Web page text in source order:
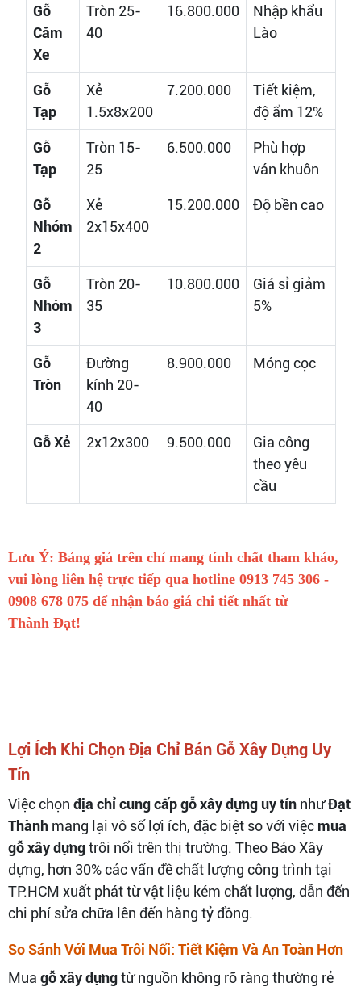
Gỗ
Căm
Xe
Tròn 25-
40
16.800.000
Nhập khẩu
Lào
Gỗ
Tạp
Xẻ
1.5x8x200
7.200.000
Tiết kiệm,
độ ẩm 12%
Gỗ
Tạp
Tròn 15-
25
6.500.000
Phù hợp
ván khuôn
Gỗ
Nhóm
2
Xẻ
2x15x400
15.200.000 Độ bền cao
Gỗ
Nhóm
3
Tròn 20-
35
10.800.000
Giá sỉ giảm
5%
Gỗ
Tròn
Đường
kính 20-
40
8.900.000 Móng cọc
Gỗ Xẻ 2x12x300 9.500.000
Gia công
theo yêu
cầu
Lưu Ý: Bảng giá trên chỉ mang tính chất tham khảo,
vui lòng liên hệ trực tiếp qua hotline 0913 745 306 -
0908 678 075 để nhận báo giá chi tiết nhất từ
Thành Đạt!
Lợi Ích Khi Chọn Địa Chỉ Bán Gỗ Xây Dựng Uy
Tín
Việc chọn địa chỉ cung cấp gỗ xây dựng uy tín nhưĐạt
Thành mang lại vô số lợi ích, đặc biệt so với việc mua
gỗ xây dựngtrôi nổi trên thị trường. Theo Báo Xây
dựng, hơn 30% các vấn đề chất lượng công trình tại
TP.HCM xuất phát từ vật liệu kém chất lượng, dẫn đến
chi phí sửa chữa lên đến hàng tỷ đồng.
So Sánh Với Mua Trôi Nổi: Tiết Kiệm Và An Toàn Hơn
Mua gỗ xây dựngtừ nguồn không rõ ràng thường rẻ